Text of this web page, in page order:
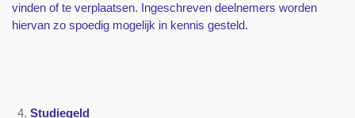
vinden of te verplaatsen. Ingeschreven deelnemers worden
hiervan zo spoedig mogelijk in kennis gesteld.
Studiegeld